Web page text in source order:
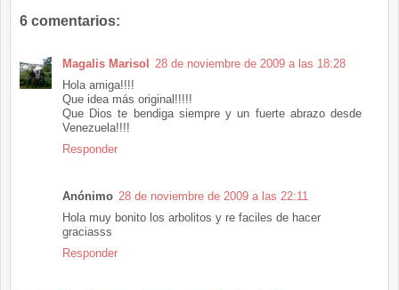
6 comentarios:
Magalis Marisol 28 de noviembre de 2009 a las 18:28
Hola amiga!!!!
Que idea más original!!!!!
Que Dios te bendiga siempre y un fuerte abrazo desde
Venezuela!!!!
Responder
Anónimo 28 de noviembre de 2009 a las 22:11
Hola muy bonito los arbolitos y re faciles de hacer
graciasss
Responder